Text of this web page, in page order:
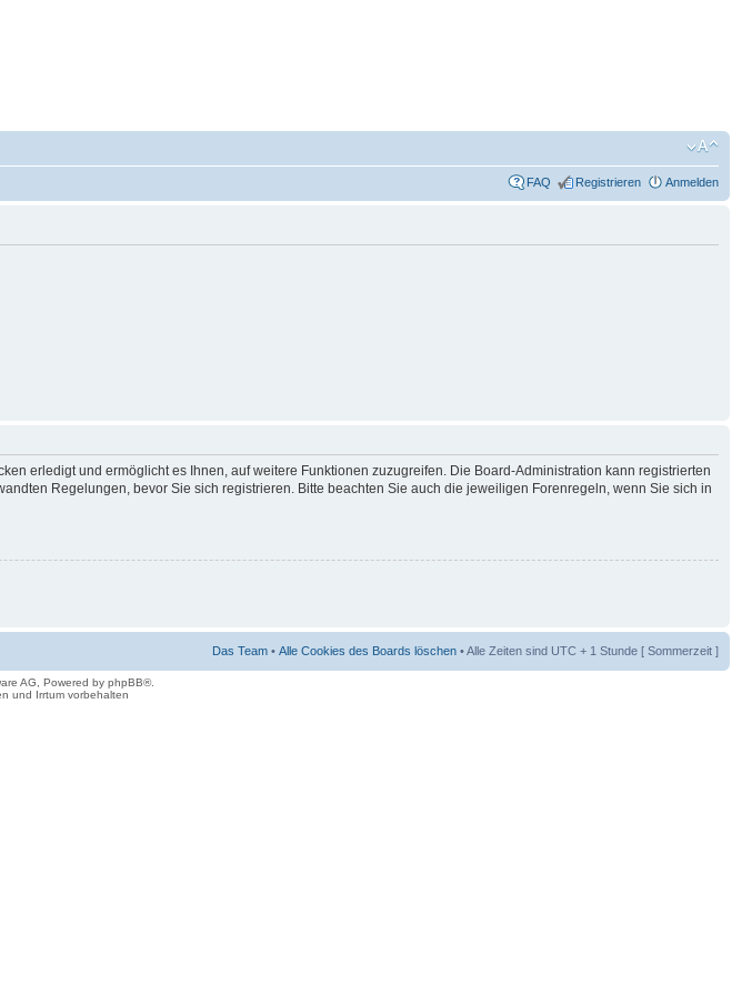
FAQ Registrieren Anmelden
erledigt und ermöglicht es Ihnen, auf weitere Funktionen zuzugreifen. Die Board-Administration kann registrierten
Regelungen, bevor Sie sich registrieren. Bitte beachten Sie auch die jeweiligen Forenregeln, wenn Sie sich in
Das Team • Alle Cookies des Boards löschen • Alle Zeiten sind UTC + 1 Stunde [ Sommerzeit ]
AG, Powered by phpBB®.
und Irrtum vorbehalten